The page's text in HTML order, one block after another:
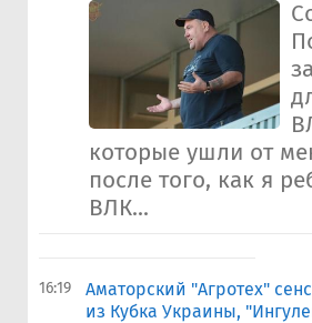
которые ушли от
после того, как я
ВЛК...
16:19
Аматорский "Агротех"
из Кубка Украины,